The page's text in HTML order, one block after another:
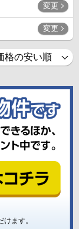
変更
変更
ます。